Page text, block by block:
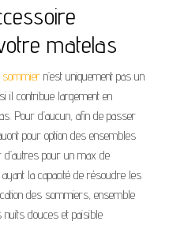
matelas
sommier n’est uniquement pas un
il contribue largement en
Pour d’aucun, afin de passer
pour option des ensembles
pour un max de
la capacité de résoudre les
des sommiers, ensemble
douces et paisible